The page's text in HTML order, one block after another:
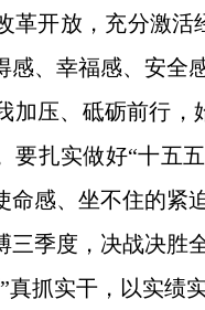
革开放，充分激
感、幸福感、安全
加压、砥砺前行
要扎实做好“十五
命感、坐不住的紧
三季度，决战决胜
真抓实干，以实绩